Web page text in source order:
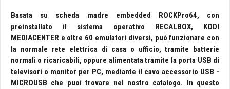
Basata su scheda madre embedded ROCKPro64, con
preinstallato il sistema operativo RECALBOX, KODI
MEDIACENTER e oltre 60 emulatori diversi, può funzionare con
la normale rete elettrica di casa o ufficio, tramite batterie
normali o ricaricabili, oppure alimentata tramite la porta USB di
televisori o monitor per PC, mediante il cavo accessorio USB -
MICROUSB che puoi trovare nel nostro catalogo. In questo